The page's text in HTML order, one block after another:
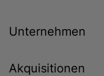
Unternehmen
Akquisitionen